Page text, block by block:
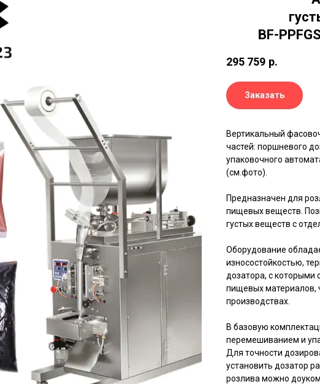
BF-
295 759 р.
Заказать
Вертикальный
частей: поршневого
упаковочного
(см.фото).
Предназначен для
пищевых веществ.
густых веществ с
Оборудование
износостойкостью,
дозатора, с которыми
пищевых материалов,
производствах.
В базовую
перемешиванием и
Для точности
установить дозатор
розлива можно